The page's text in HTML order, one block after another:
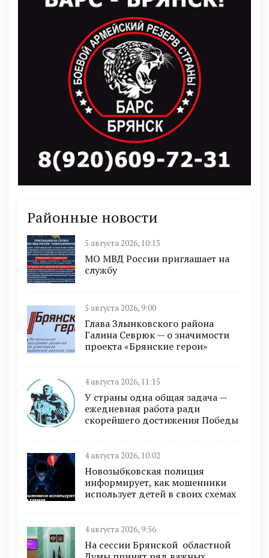
Районные новости
5 августа 2026, 10:13
МО МВД России приглашает на
службу
5 августа 2026, 9:00
Глава Злынковского района
Галина Севрюк — о значимости
проекта «Брянские герои»
4 августа 2026, 11:15
У страны одна общая задача —
ежедневная работа ради
скорейшего достижения Победы
4 августа 2026, 10:02
Новозыбковская полиция
информирует, как мошенники
использует детей в своих схемах
4 августа 2026, 9:56
На сессии Брянской областной